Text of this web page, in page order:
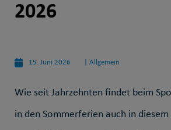
2026
15. Juni 2026 Allgemein
Wie seit Jahrzehnten findet beim
in den Sommerferien auch in